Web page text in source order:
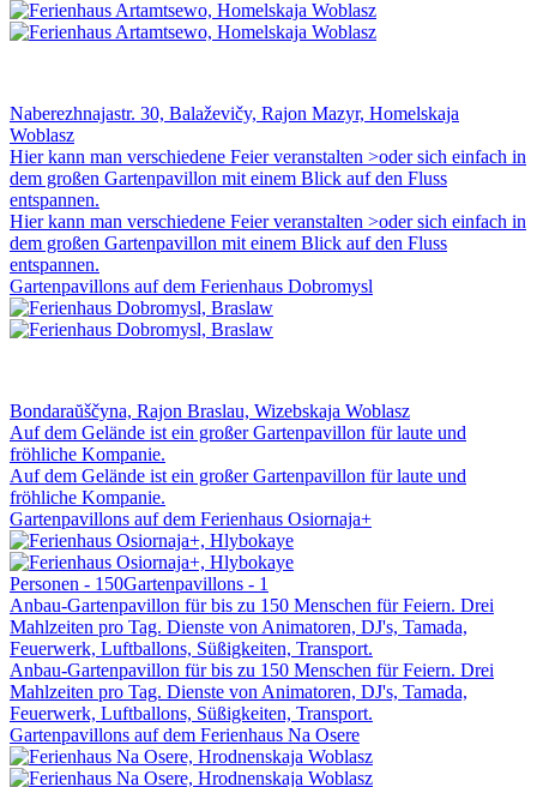
Naberezhnajastr. 30, Balaževičy, Rajon Mazyr, Homelskaja
Woblasz
Hier kann man verschiedene Feier veranstalten >oder sich einfach in
dem großen Gartenpavillon mit einem Blick auf den Fluss
entspannen.
Hier kann man verschiedene Feier veranstalten >oder sich einfach in
dem großen Gartenpavillon mit einem Blick auf den Fluss
entspannen.
Gartenpavillons auf dem Ferienhaus Dobromysl
Bondaraŭščyna, Rajon Braslau, Wizebskaja Woblasz
Auf dem Gelände ist ein großer Gartenpavillon für laute und
fröhliche Kompanie.
Auf dem Gelände ist ein großer Gartenpavillon für laute und
fröhliche Kompanie.
Gartenpavillons auf dem Ferienhaus Osiornaja+
Personen - 150Gartenpavillons - 1
Anbau-Gartenpavillon für bis zu 150 Menschen für Feiern. Drei
Mahlzeiten pro Tag. Dienste von Animatoren, DJ's, Tamada,
Feuerwerk, Luftballons, Süßigkeiten, Transport.
Anbau-Gartenpavillon für bis zu 150 Menschen für Feiern. Drei
Mahlzeiten pro Tag. Dienste von Animatoren, DJ's, Tamada,
Feuerwerk, Luftballons, Süßigkeiten, Transport.
Gartenpavillons auf dem Ferienhaus Na Osere